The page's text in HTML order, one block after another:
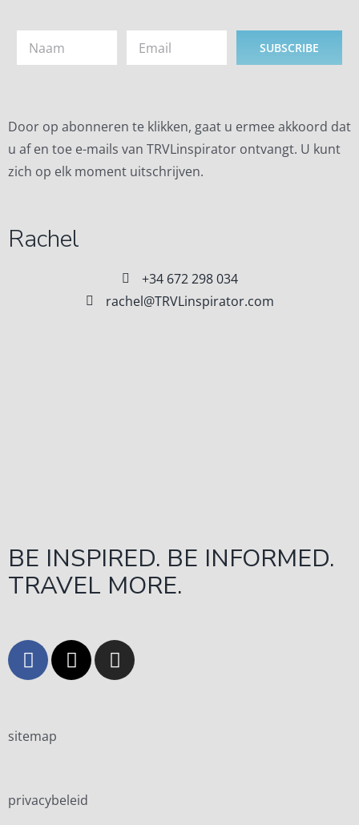
Door op abonneren te klikken, gaat u ermee akkoord dat
u af en toe e-mails van TRVLinspirator ontvangt. U kunt
zich op elk moment uitschrijven.
BE INSPIRED. BE INFORMED.
TRAVEL MORE.
Rachel
+34 672 298 034
rachel@TRVLinspirator.com
sitemap
privacybeleid